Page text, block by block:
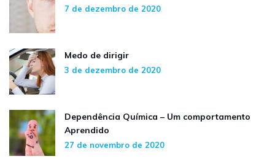
7 de dezembro de 2020
Medo de dirigir
3 de dezembro de 2020
Dependência Química – Um comportamento
Aprendido
27 de novembro de 2020